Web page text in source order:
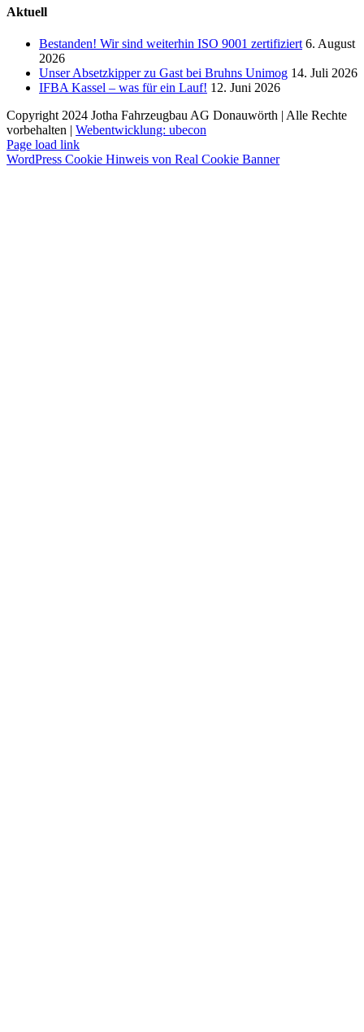
Aktuell
Bestanden! Wir sind weiterhin ISO 9001 zertifiziert 6. August
2026
Unser Absetzkipper zu Gast bei Bruhns Unimog 14. Juli 2026
IFBA Kassel – was für ein Lauf! 12. Juni 2026
Copyright 2024 Jotha Fahrzeugbau AG Donauwörth | Alle Rechte
vorbehalten | Webentwicklung: ubecon
Page load link
WordPress Cookie Hinweis von Real Cookie Banner